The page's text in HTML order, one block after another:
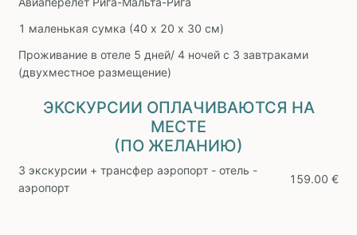
1 маленькая сумка (40 х 20 х 30 см)
Проживание в отеле 5 дней/ 4 ночей с 3 завтраками
(двухместное размещение)
ЭКСКУРСИИ ОПЛАЧИВАЮТСЯ НА
МЕСТЕ
(ПО ЖЕЛАНИЮ)
3 экскурсии + трансфер аэропорт - отель -
аэропорт
159.00 €